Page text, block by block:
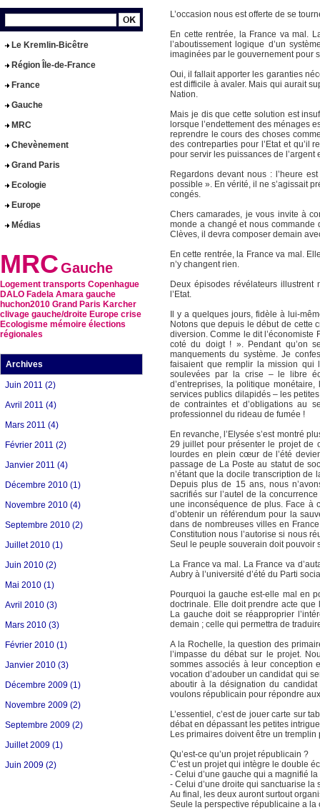
Le Kremlin-Bicêtre
Région Île-de-France
France
Gauche
MRC
Chevènement
Grand Paris
Ecologie
Europe
Médias
MRCGauche
Logement transports Copenhague
DALO Fadela Amara gauche
huchon2010 Grand Paris Karcher
clivage gauche/droite Europe crise
Ecologisme mémoire élections
régionales
Archives
Juin 2011 (2)
Avril 2011 (4)
Mars 2011 (4)
Février 2011 (2)
Janvier 2011 (4)
Décembre 2010 (1)
Novembre 2010 (4)
Septembre 2010 (2)
Juillet 2010 (1)
Juin 2010 (2)
Mai 2010 (1)
Avril 2010 (3)
Mars 2010 (3)
Février 2010 (1)
Janvier 2010 (3)
Décembre 2009 (1)
Novembre 2009 (2)
Septembre 2009 (2)
Juillet 2009 (1)
Juin 2009 (2)
L’occasion nous est offerte de se
En cette rentrée, la France va mal.
l’aboutissement logique d’un
imaginées par le gouvernement pour
Oui, il fallait apporter les garanties
est difficile à avaler. Mais qui aurait
Nation.
Mais je dis que cette solution est
lorsque l’endettement des ménages
reprendre le cours des choses
des contreparties pour l’Etat et qu’il
pour servir les puissances de l’argent
Regardons devant nous : l’heure
possible ». En vérité, il ne s’agissait
congés.
Chers camarades, je vous invite à
monde a changé et nous commande
Clèves, il devra composer demain
En cette rentrée, la France va mal.
n’y changent rien.
Deux épisodes révélateurs
l’Etat.
Il y a quelques jours, fidèle à lui-
Notons que depuis le début de cette
diversion. Comme le dit l’économiste
coté du doigt ! ». Pendant qu’on
manquements du système. Je
faisaient que remplir la mission qui
soulevées par la crise – le libre
d’entreprises, la politique
services publics dilapidés – les
de contraintes et d’obligations au
professionnel du rideau de fumée !
En revanche, l’Elysée s’est montré
29 juillet pour présenter le projet de
lourdes en plein cœur de l’été
passage de La Poste au statut de
n’étant que la docile transcription de
Depuis plus de 15 ans, nous
sacrifiés sur l’autel de la
une inconséquence de plus. Face à
d’obtenir un référendum pour la
dans de nombreuses villes en
Constitution nous l’autorise si nous
Seul le peuple souverain doit pouvoir
La France va mal. La France va
Aubry à l’université d’été du Parti
Pourquoi la gauche est-elle mal en
doctrinale. Elle doit prendre acte
La gauche doit se réapproprier
demain ; celle qui permettra de
A la Rochelle, la question des
l’impasse du débat sur le projet.
sommes associés à leur conception
vocation d’adouber un candidat qui
aboutir à la désignation du
voulons républicain pour répondre
L’essentiel, c’est de jouer carte sur
débat en dépassant les petites
Les primaires doivent être un
Qu’est-ce qu’un projet républicain ?
C’est un projet qui intègre le double
- Celui d’une gauche qui a magnifié
- Celui d’une droite qui sanctuarise la
Au final, les deux auront surtout
Seule la perspective républicaine a